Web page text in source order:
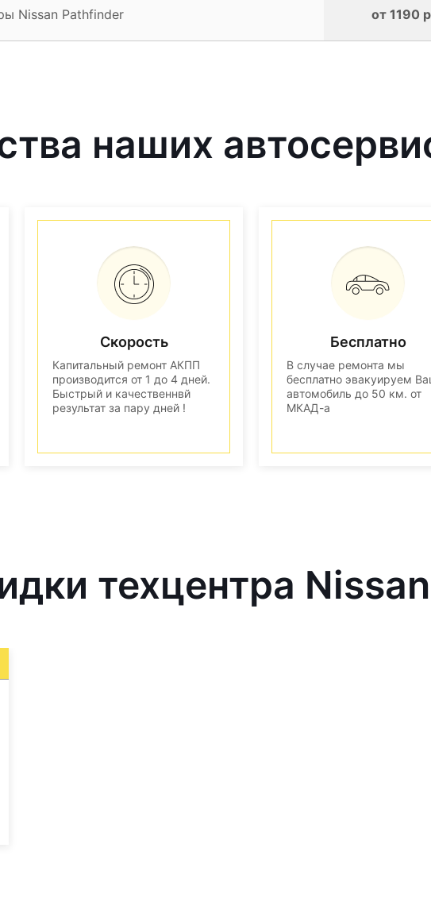
Nissan Pathfinder от 1190
наших
Скорость
Капитальный ремонт АКПП
производится от 1 до 4 дней.
Быстрый и качественнвй
результат за пару дней !
Бесплатно
В случае ремонта мы
бесплатно эвакуируем
автомобиль до 50 км. от
МКАД-а
техцентра Nissan